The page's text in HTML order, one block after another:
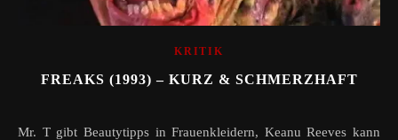
KRITIK
FREAKS (1993) – KURZ & SCHMERZHAFT
Mr. T gibt Beautytipps in Frauenkleidern, Keanu Reeves kann